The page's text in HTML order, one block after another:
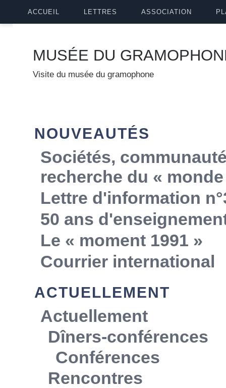
ACCUEIL LETTRES ASSOCIATION
MUSÉE DU
Visite du musée du gramophone
NOUVEAUTÉS
Sociétés,
recherche du «
Lettre d'information
50 ans
Le « moment 1991 »
Courrier international
ACTUELLEMENT
Actuellement
Dîners-conférences
Conférences
Rencontres